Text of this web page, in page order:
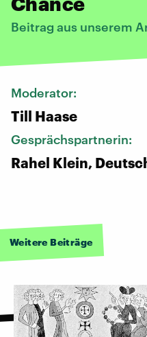
Beitrag aus unserem
Moderator:
Till Haase
Gesprächspartnerin:
Rahel Klein,
Weitere Beiträge